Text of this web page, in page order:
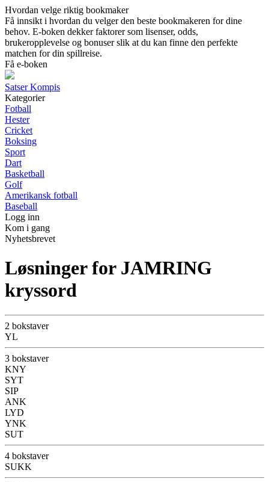
Hvordan velge riktig bookmaker
Få innsikt i hvordan du velger den beste bookmakeren for dine
behov. E-boken dekker faktorer som lisenser, odds,
brukeropplevelse og bonuser slik at du kan finne den perfekte
matchen for din spillreise.
Få e-boken
Satser Kompis
Kategorier
Fotball
Hester
Cricket
Boksing
Sport
Dart
Basketball
Golf
Amerikansk fotball
Baseball
Logg inn
Kom i gang
Nyhetsbrevet
Løsninger for JAMRING
kryssord
2 bokstaver
YL
3 bokstaver
KNY
SYT
SIP
ANK
LYD
YNK
SUT
4 bokstaver
SUKK